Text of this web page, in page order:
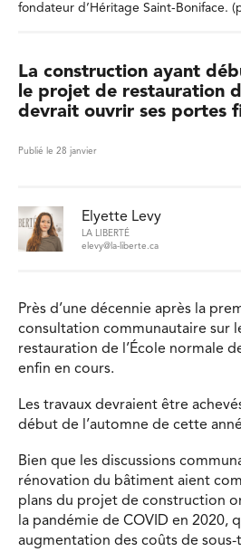
fondateur d’Héritage Saint-Boniface.
La construction ayant
le projet de restauration
devrait ouvrir ses portes
Publié le 28 janvier
Elyette Levy
LA LIBERTÉ
elevy@la-liberte.ca
Près d’une décennie après la
consultation communautaire sur
restauration de l’École normale
enfin en cours.
Les travaux devraient être
début de l’automne de cette
Bien que les discussions
rénovation du bâtiment aient
plans du projet de construction
la pandémie de COVID en 2020,
augmentation des coûts de